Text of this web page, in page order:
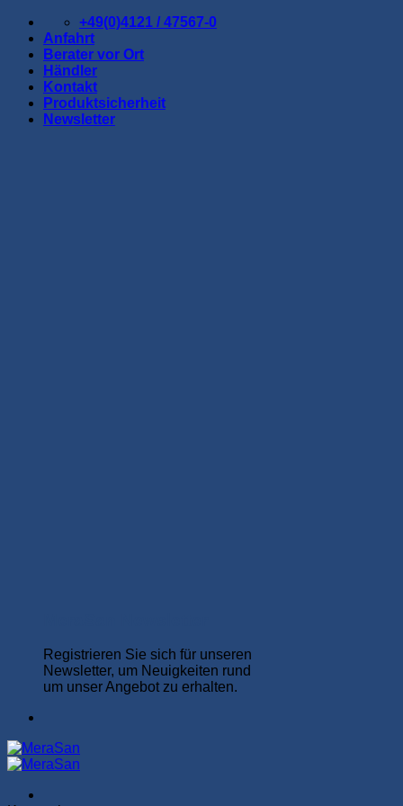
Zum
Inhalt
springen
+49(0)4121 / 47567-0
Anfahrt
Berater vor Ort
Händler
Kontakt
Produktsicherheit
Newsletter
Registrieren Sie sich für unseren
Newsletter, um Neuigkeiten rund
um unser Angebot zu erhalten.